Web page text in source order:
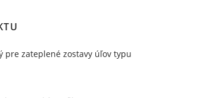
pre zateplené zostavy úľov typu